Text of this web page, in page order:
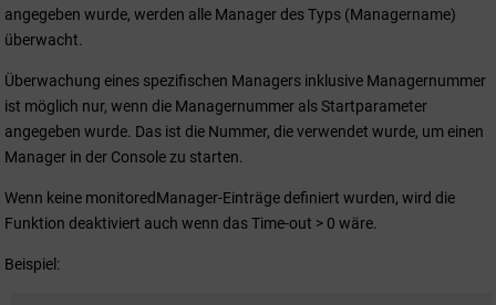
angegeben wurde, werden alle Manager des Typs (Managername)
überwacht.
Überwachung eines spezifischen Managers inklusive Managernummer
ist möglich nur, wenn die Managernummer als Startparameter
angegeben wurde. Das ist die Nummer, die verwendet wurde, um einen
Manager in der Console zu starten.
Wenn keine monitoredManager-Einträge definiert wurden, wird die
Funktion deaktiviert auch wenn das Time-out > 0 wäre.
Beispiel: